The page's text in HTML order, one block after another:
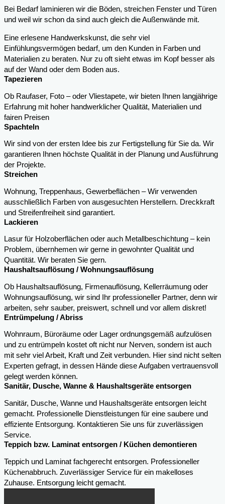
Bei Bedarf laminieren wir die Böden, streichen Fenster und Türen
und weil wir schon da sind auch gleich die Außenwände mit.
Eine erlesene Handwerkskunst, die sehr viel
Einfühlungsvermögen bedarf, um den Kunden in Farben und
Materialien zu beraten. Nur zu oft sieht etwas im Kopf besser als
auf der Wand oder dem Boden aus.
Tapezieren
Ob Raufaser, Foto – oder Vliestapete, wir bieten Ihnen langjährige
Erfahrung mit hoher handwerklicher Qualität, Materialien und
fairen Preisen
Spachteln
Wir sind von der ersten Idee bis zur Fertigstellung für Sie da. Wir
garantieren Ihnen höchste Qualität in der Planung und Ausführung
der Projekte.
Streichen
Wohnung, Treppenhaus, Gewerbeflächen – Wir verwenden
ausschließlich Farben von ausgesuchten Herstellern. Dreckkraft
und Streifenfreiheit sind garantiert.
Lackieren
Lasur für Holzoberflächen oder auch Metallbeschichtung – kein
Problem, übernhemen wir gerne in gewohnter Qualität und
Quantität. Wir beraten Sie gern.
Haushaltsauflösung / Wohnungsauflösung
Ob Haushaltsauflösung, Firmenauflösung, Kellerräumung oder
Wohnungsauflösung, wir sind Ihr professioneller Partner, denn wir
arbeiten, sehr sauber, preiswert, schnell und vor allem diskret!
Entrümpelung / Abriss
Wohnraum, Büroräume oder Lager ordnungsgemäß aufzulösen
und zu entrümpeln kostet oft nicht nur Nerven, sondern ist auch
mit sehr viel Arbeit, Kraft und Zeit verbunden. Hier sind nicht selten
Experten gefragt, in dessen Hände diese Aufgaben vertrauensvoll
gelegt werden können.
Sanitär, Dusche, Wanne & Haushaltsgeräte entsorgen
Sanitär, Dusche, Wanne und Haushaltsgeräte entsorgen leicht
gemacht. Professionelle Dienstleistungen für eine saubere und
effiziente Entsorgung. Kontaktieren Sie uns für zuverlässigen
Service.
Teppich bzw. Laminat entsorgen / Küchen demontieren
Teppich und Laminat fachgerecht entsorgen. Professioneller
Küchenabbruch. Zuverlässiger Service für ein makelloses
Zuhause. Entsorgung leicht gemacht.